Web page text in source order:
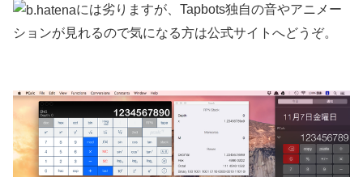
には劣りますが、Tapbots独自の音やアニメー
ションが見れるので気になる方は公式サイトへどうぞ。